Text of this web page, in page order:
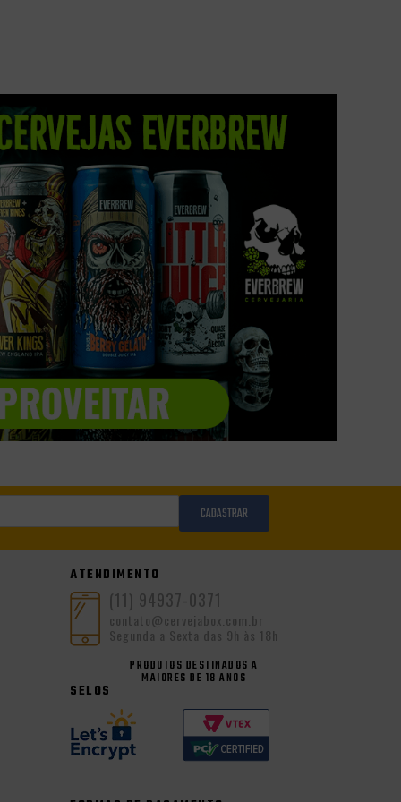
CADASTRAR
ATENDIMENTO
(11) 94937-0371
contato@cervejabox.com.br
Segunda a Sexta das 9h às 18h
PRODUTOS DESTINADOS A
MAIORES DE 18 ANOS
SELOS